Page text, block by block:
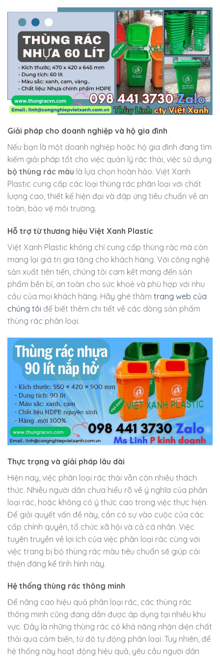
Giải pháp cho doanh nghiệp và hộ gia đình
Nếu bạn là một doanh nghiệp hoặc hộ gia đình đang tìm
kiếm giải pháp tốt cho việc quản lý rác thải, việc sử dụng
bộ thùng rác màu là lựa chọn hoàn hảo. Việt Xanh
Plastic cung cấp các loại thùng rác phân loại với chất
lượng cao, thiết kế hiện đại và đáp ứng tiêu chuẩn về an
toàn, bảo vệ môi trường.
Hỗ trợ từ thương hiệu Việt Xanh Plastic
Việt Xanh Plastic không chỉ cung cấp thùng rác mà còn
mang lại giá trị gia tăng cho khách hàng. Với công nghệ
sản xuất tiên tiến, chúng tôi cam kết mang đến sản
phẩm bền bỉ, an toàn cho sức khoẻ và phù hợp với nhu
cầu của mọi khách hàng. Hãy ghé thăm trang web của
chúng tôi để biết thêm chi tiết về các dòng sản phẩm
thùng rác phân loại.
Thực trạng và giải pháp lâu dài
Hiện nay, việc phân loại rác thải vẫn còn nhiều thách
thức. Nhiều người dân chưa hiểu rõ về ý nghĩa của phân
loại rác, hoặc không có ý thức cao trong việc thực hiện.
Để giải quyết vấn đề này, cần có sự vào cuộc của các
cấp chính quyền, tổ chức xã hội và cả cá nhân. Việc
tuyên truyền về lợi ích của việc phân loại rác cùng với
việc trang bị bộ thùng rác màu tiêu chuẩn sẽ giúp cải
thiện đáng kể tình hình này.
Hệ thống thùng rác thông minh
Để nâng cao hiệu quả phân loại rác, các thùng rác
thông minh cũng đang dần được áp dụng tại nhiều khu
vực. Đây là những thùng rác có khả năng nhận diện chất
thải qua cảm biến, từ đó tự động phân loại. Tuy nhiên, để
hệ thống này hoạt động hiệu quả, yêu cầu người dân